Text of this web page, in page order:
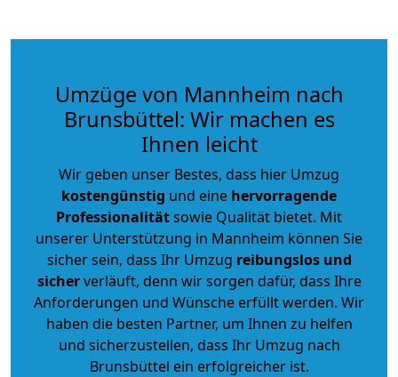
Umzüge von Mannheim nach
Brunsbüttel: Wir machen es
Ihnen leicht
Wir geben unser Bestes, dass hier Umzug
kostengünstig und eine hervorragende
Professionalitätsowie Qualität bietet. Mit
unserer Unterstützung in Mannheim können Sie
sicher sein, dass Ihr Umzug reibungslos und
sicherverläuft, denn wir sorgen dafür, dass Ihre
Anforderungen und Wünsche erfüllt werden. Wir
haben die besten Partner, um Ihnen zu helfen
und sicherzustellen, dass Ihr Umzug nach
Brunsbüttel ein erfolgreicher ist.